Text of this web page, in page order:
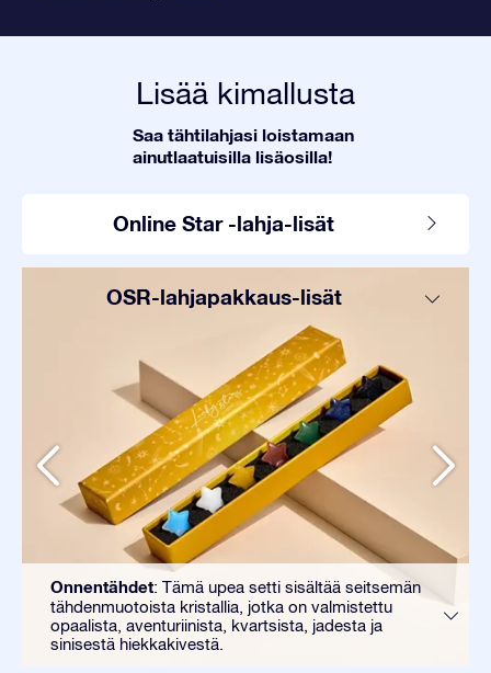
Lisää kimallusta
Saa tähtilahjasi loistamaan
ainutlaatuisilla lisäosilla!
Online Star -lahja-lisät
OSR-lahjapakkaus-lisät
Onnentähdet: Tämä upea setti sisältää seitsemän
tähdenmuotoista kristallia, jotka on valmistettu
opaalista, aventuriinista, kvartsista, jadesta ja
sinisestä hiekkakivestä.